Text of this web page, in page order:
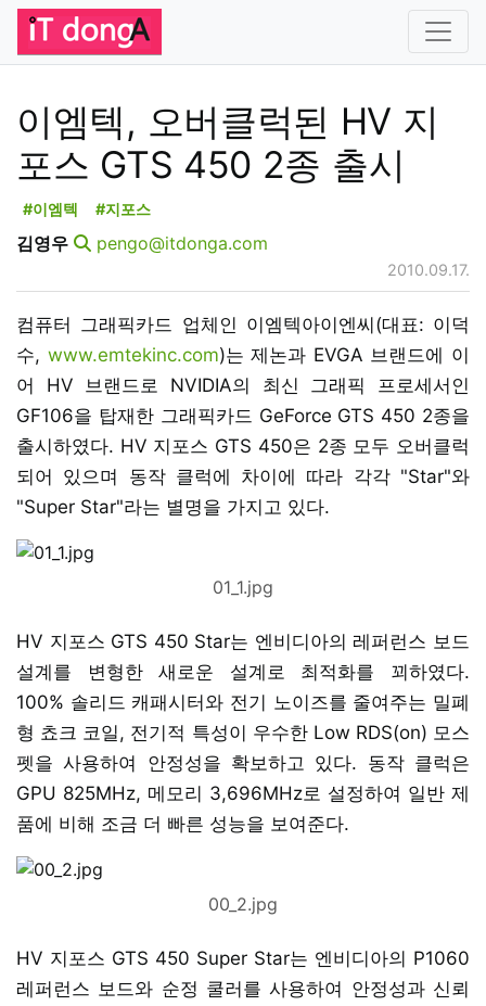
이엠텍, 오버클럭된 HV 지
포스 GTS 450 2종 출시
#이엠텍 #지포스
김영우 pengo@itdonga.com
2010.09.17.
컴퓨터 그래픽카드 업체인 이엠텍아이엔씨(대표: 이덕
수, www.emtekinc.com)는 제논과 EVGA 브랜드에 이
어 HV 브랜드로 NVIDIA의 최신 그래픽 프로세서인
GF106을 탑재한 그래픽카드 GeForce GTS 450 2종을
출시하였다. HV 지포스 GTS 450은 2종 모두 오버클럭
되어 있으며 동작 클럭에 차이에 따라 각각 "Star"와
"Super Star"라는 별명을 가지고 있다.
01_1.jpg
HV 지포스 GTS 450 Star는 엔비디아의 레퍼런스 보드
설계를 변형한 새로운 설계로 최적화를 꾀하였다.
100% 솔리드 캐패시터와 전기 노이즈를 줄여주는 밀폐
형 쵸크 코일, 전기적 특성이 우수한 Low RDS(on) 모스
펫을 사용하여 안정성을 확보하고 있다. 동작 클럭은
GPU 825MHz, 메모리 3,696MHz로 설정하여 일반 제
품에 비해 조금 더 빠른 성능을 보여준다.
00_2.jpg
HV 지포스 GTS 450 Super Star는 엔비디아의 P1060
레퍼런스 보드와 순정 쿨러를 사용하여 안정성과 신뢰